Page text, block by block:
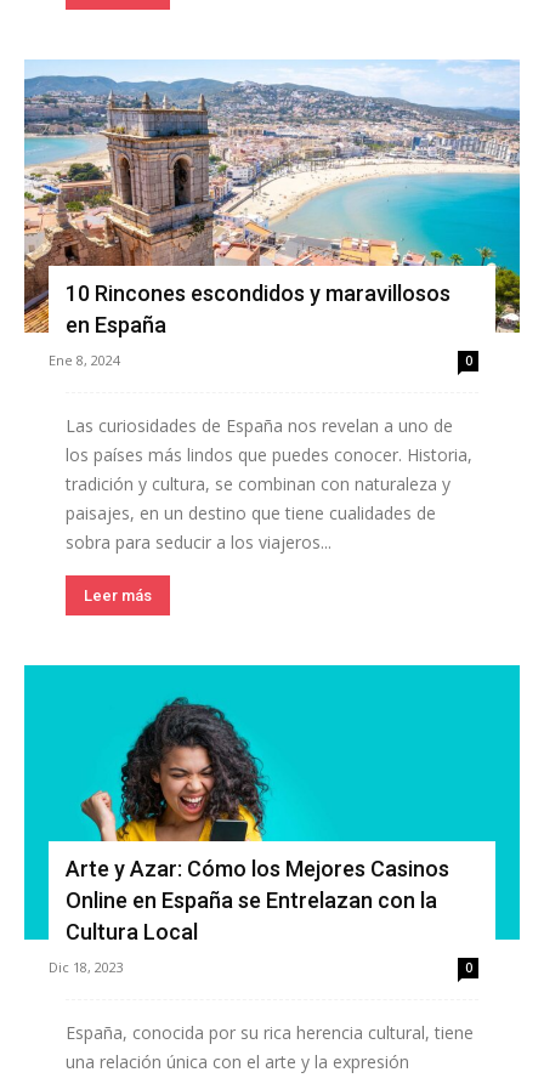
10 Rincones escondidos y maravillosos
en España
Ene 8, 2024 0
Las curiosidades de España nos revelan a uno de
los países más lindos que puedes conocer. Historia,
tradición y cultura, se combinan con naturaleza y
paisajes, en un destino que tiene cualidades de
sobra para seducir a los viajeros...
Leer más
Arte y Azar: Cómo los Mejores Casinos
Online en España se Entrelazan con la
Cultura Local
Dic 18, 2023 0
España, conocida por su rica herencia cultural, tiene
una relación única con el arte y la expresión